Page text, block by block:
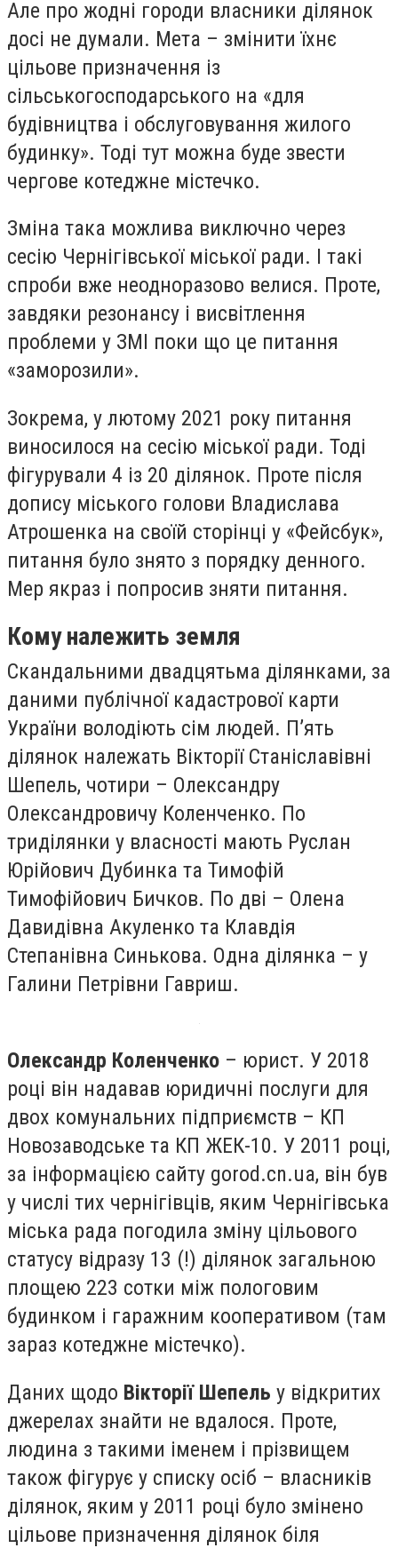
Але про жодні городи власники ділянок
досі не думали. Мета – змінити їхнє
цільове призначення із
сільськогосподарського на «для
будівництва і обслуговування жилого
будинку». Тоді тут можна буде звести
чергове котеджне містечко.
Зміна така можлива виключно через
сесію Чернігівської міської ради. І такі
спроби вже неодноразово велися. Проте,
завдяки резонансу і висвітлення
проблеми у ЗМІ поки що це питання
«заморозили».
Зокрема, у лютому 2021 року питання
виносилося на сесію міської ради. Тоді
фігурували 4 із 20 ділянок. Проте після
допису міського голови Владислава
Атрошенка на своїй сторінці у «Фейсбук»,
питання було знято з порядку денного.
Мер якраз і попросив зняти питання.
Кому належить земля
Скандальними двадцятьма ділянками, за
даними публічної кадастрової карти
України володіють сім людей. П’ять
ділянок належать Вікторії Станіславівні
Шепель, чотири – Олександру
Олександровичу Коленченко. По
триділянки у власності мають Руслан
Юрійович Дубинка та Тимофій
Тимофійович Бичков. По дві – Олена
Давидівна Акуленко та Клавдія
Степанівна Синькова. Одна ділянка – у
Галини Петрівни Гавриш.
Олександр Коленченко – юрист. У 2018
році він надавав юридичні послуги для
двох комунальних підприємств – КП
Новозаводське та КП ЖЕК-10. У 2011 році,
за інформацією сайту gorod.cn.ua, він був
у числі тих чернігівців, яким Чернігівська
міська рада погодила зміну цільового
статусу відразу 13 (!) ділянок загальною
площею 223 сотки між пологовим
будинком і гаражним кооперативом (там
зараз котеджне містечко).
Даних щодо Вікторії Шепель у відкритих
джерелах знайти не вдалося. Проте,
людина з такими іменем і прізвищем
також фігурує у списку осіб – власників
ділянок, яким у 2011 році було змінено
цільове призначення ділянок біля